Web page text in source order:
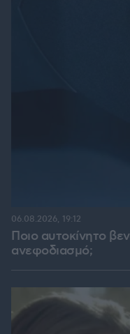
Ποιο αυτοκίνητο
ανεφοδιασμό;
06.08.2026, 19:12